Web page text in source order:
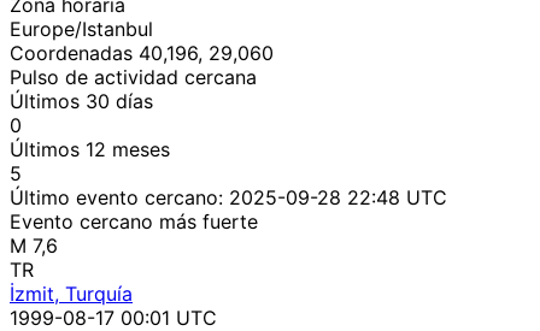
Europe/Istanbul
Coordenadas 40,196, 29,060
Pulso de actividad cercana
Últimos 30 días
0
Últimos 12 meses
5
Último evento cercano: 2025-09-28 22:48 UTC
Evento cercano más fuerte
M 7,6
TR
İzmit, Turquía
1999-08-17 00:01 UTC